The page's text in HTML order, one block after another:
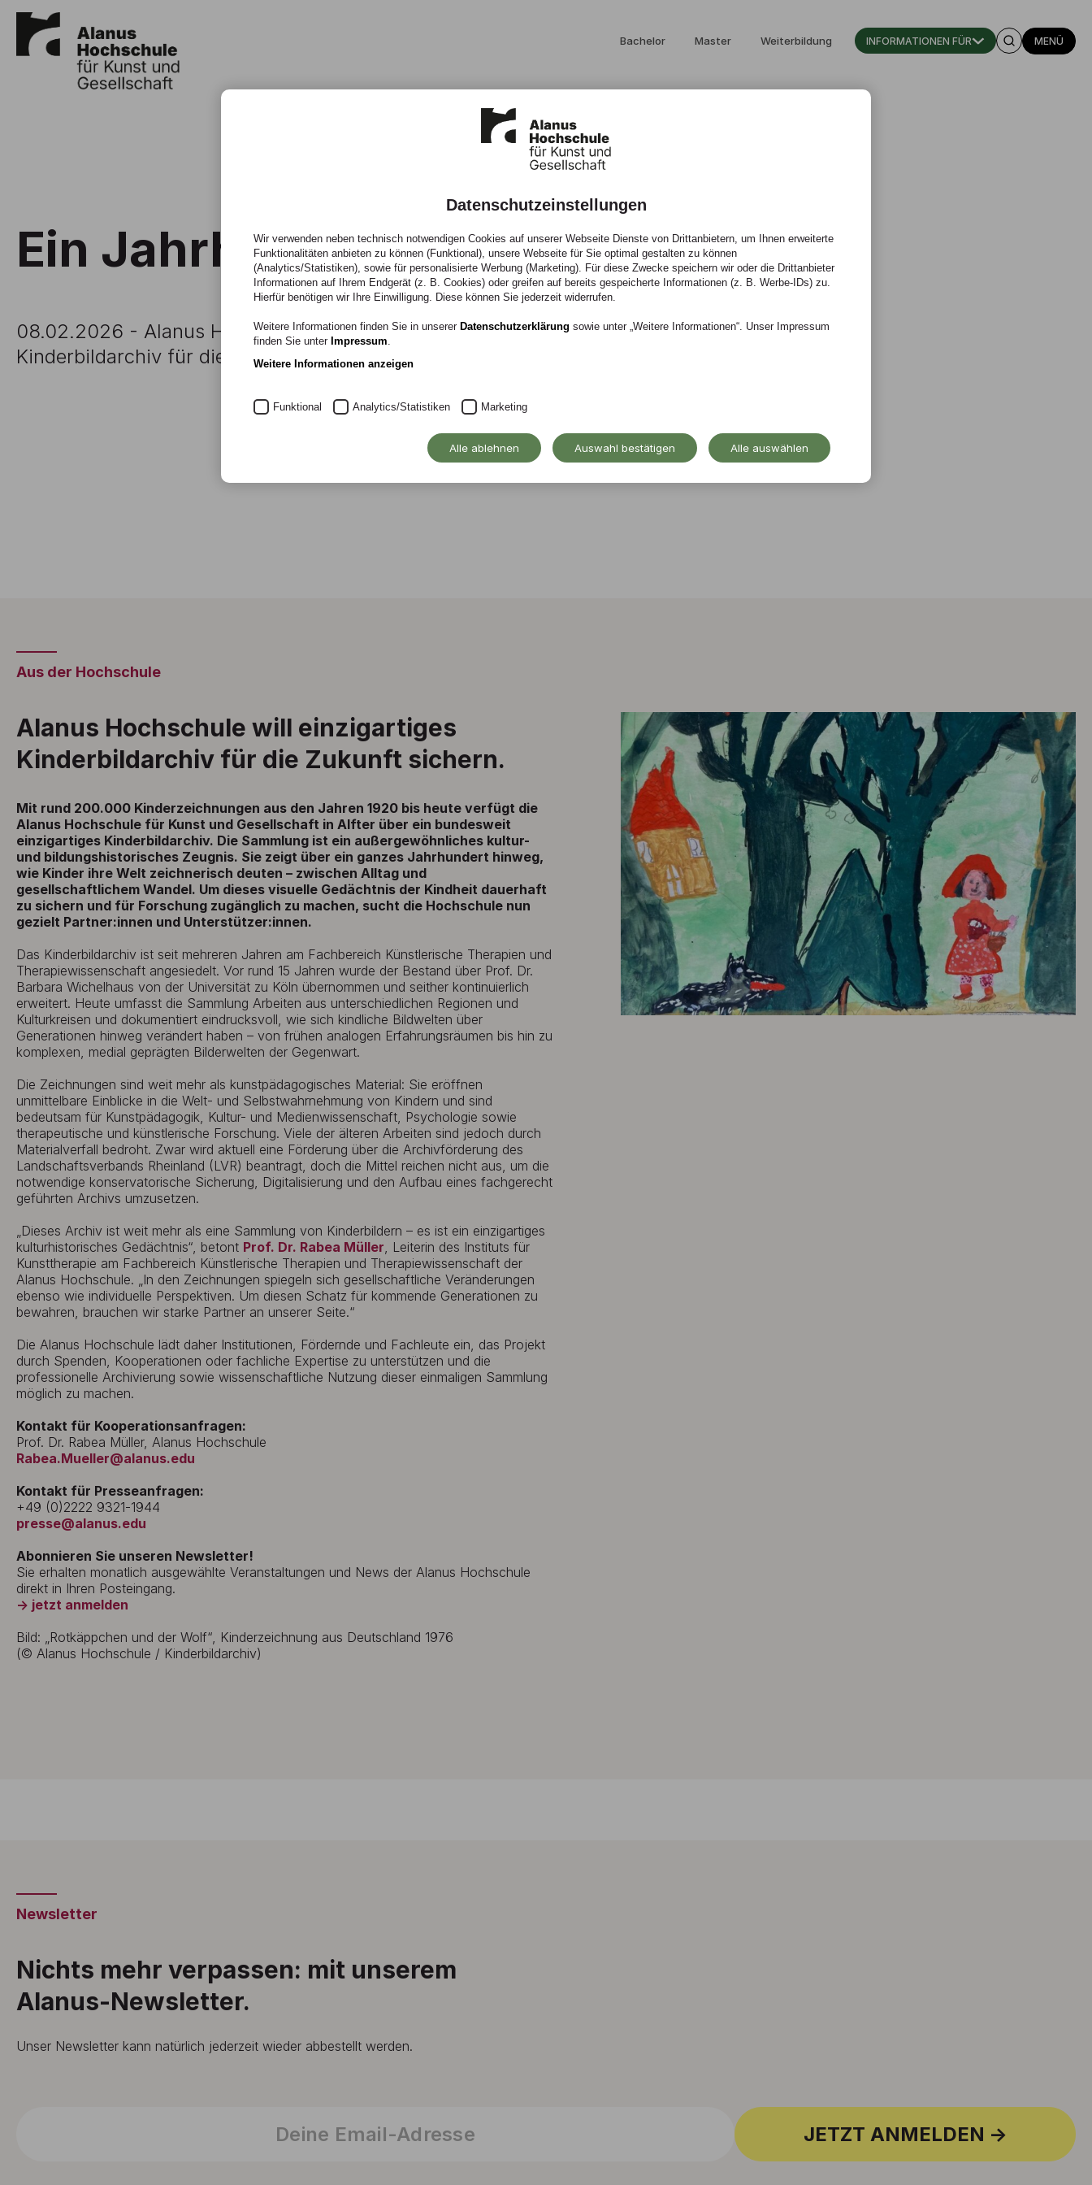
Bachelor Master Weiterbildung INFORMATIONEN FÜR MENÜ
Ein Jahrhundert Kinderblick
08.02.2026 - Alanus Hochschule will einzigartiges
Kinderbildarchiv für die Zukunft sichern.
Aus der Hochschule
Alanus Hochschule will einzigartiges
Kinderbildarchiv für die Zukunft sichern.
Mit rund 200.000 Kinderzeichnungen aus den Jahren 1920 bis heute verfügt die
Alanus Hochschule für Kunst und Gesellschaft in Alfter über ein bundesweit
einzigartiges Kinderbildarchiv. Die Sammlung ist ein außergewöhnliches kultur-
und bildungshistorisches Zeugnis. Sie zeigt über ein ganzes Jahrhundert hinweg,
wie Kinder ihre Welt zeichnerisch deuten – zwischen Alltag und
gesellschaftlichem Wandel. Um dieses visuelle Gedächtnis der Kindheit dauerhaft
zu sichern und für Forschung zugänglich zu machen, sucht die Hochschule nun
gezielt Partner:innen und Unterstützer:innen.
Das Kinderbildarchiv ist seit mehreren Jahren am Fachbereich Künstlerische Therapien und
Therapiewissenschaft angesiedelt. Vor rund 15 Jahren wurde der Bestand über Prof. Dr.
Barbara Wichelhaus von der Universität zu Köln übernommen und seither kontinuierlich
erweitert. Heute umfasst die Sammlung Arbeiten aus unterschiedlichen Regionen und
Kulturkreisen und dokumentiert eindrucksvoll, wie sich kindliche Bildwelten über
Generationen hinweg verändert haben – von frühen analogen Erfahrungsräumen bis hin zu
komplexen, medial geprägten Bilderwelten der Gegenwart.
Die Zeichnungen sind weit mehr als kunstpädagogisches Material: Sie eröffnen
unmittelbare Einblicke in die Welt- und Selbstwahrnehmung von Kindern und sind
bedeutsam für Kunstpädagogik, Kultur- und Medienwissenschaft, Psychologie sowie
therapeutische und künstlerische Forschung. Viele der älteren Arbeiten sind jedoch durch
Materialverfall bedroht. Zwar wird aktuell eine Förderung über die Archivförderung des
Landschaftsverbands Rheinland (LVR) beantragt, doch die Mittel reichen nicht aus, um die
notwendige konservatorische Sicherung, Digitalisierung und den Aufbau eines fachgerecht
geführten Archivs umzusetzen.
„Dieses Archiv ist weit mehr als eine Sammlung von Kinderbildern – es ist ein einzigartiges
kulturhistorisches Gedächtnis“, betont Prof. Dr. Rabea Müller, Leiterin des Instituts für
Kunsttherapie am Fachbereich Künstlerische Therapien und Therapiewissenschaft der
Alanus Hochschule. „In den Zeichnungen spiegeln sich gesellschaftliche Veränderungen
ebenso wie individuelle Perspektiven. Um diesen Schatz für kommende Generationen zu
bewahren, brauchen wir starke Partner an unserer Seite.“
Die Alanus Hochschule lädt daher Institutionen, Fördernde und Fachleute ein, das Projekt
durch Spenden, Kooperationen oder fachliche Expertise zu unterstützen und die
professionelle Archivierung sowie wissenschaftliche Nutzung dieser einmaligen Sammlung
möglich zu machen.
Kontakt für Kooperationsanfragen:
Prof. Dr. Rabea Müller, Alanus Hochschule
Rabea.Mueller@alanus.edu
Kontakt für Presseanfragen:
+49 (0)2222 9321-1944
presse@alanus.edu
Abonnieren Sie unseren Newsletter!
Sie erhalten monatlich ausgewählte Veranstaltungen und News der Alanus Hochschule
direkt in Ihren Posteingang.
→ jetzt anmelden
Bild: „Rotkäppchen und der Wolf“, Kinderzeichnung aus Deutschland 1976
(© Alanus Hochschule / Kinderbildarchiv)
Newsletter
Nichts mehr verpassen: mit unserem
Alanus-Newsletter.
Unser Newsletter kann natürlich jederzeit wieder abbestellt werden.
JETZT ANMELDEN
Datenschutzeinstellungen
Wir verwenden neben technisch notwendigen Cookies auf unserer Webseite Dienste von Drittanbietern, um Ihnen erweiterte
Funktionalitäten anbieten zu können (Funktional), unsere Webseite für Sie optimal gestalten zu können
(Analytics/Statistiken), sowie für personalisierte Werbung (Marketing). Für diese Zwecke speichern wir oder die Drittanbieter
Informationen auf Ihrem Endgerät (z. B. Cookies) oder greifen auf bereits gespeicherte Informationen (z. B. Werbe-IDs) zu.
Hierfür benötigen wir Ihre Einwilligung. Diese können Sie jederzeit widerrufen.
Weitere Informationen finden Sie in unserer Datenschutzerklärung sowie unter „Weitere Informationen“. Unser Impressum
finden Sie unter Impressum.
Weitere Informationen anzeigen
Funktional Analytics/Statistiken Marketing
Alle ablehnen Auswahl bestätigen Alle auswählen